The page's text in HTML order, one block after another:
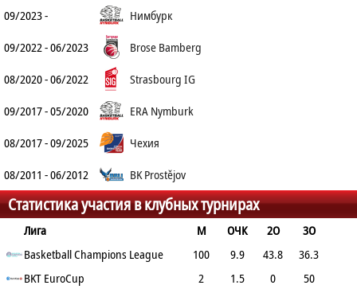
09/2023 -
Нимбурк
09/2022 - 06/2023
Brose Bamberg
08/2020 - 06/2022
Strasbourg IG
09/2017 - 05/2020
ERA Nymburk
08/2017 - 09/2025
Чехия
08/2011 - 06/2012
BK Prostějov
Статистика участия в клубных турнирах
Лига М ОЧК 2О
3О
FT
REB AST TO BLK ПФ
Basketball Champions League 100 9.9 43.8
36.3
81.2
3.4 2.3
BKT EuroCup 2 1.5 0
50